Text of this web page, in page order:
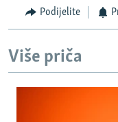
Podijelite
Više priča